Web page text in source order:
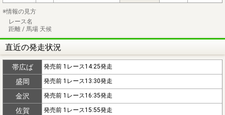
※情報の見方
レース名
距離 / 馬場 天候
直近の発走状況
帯広ば 発売前 1レース14:25発走
盛岡 発売前 1レース13:30発走
金沢 発売前 1レース16:35発走
佐賀 発売前 1レース15:55発走